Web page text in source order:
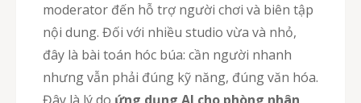
moderator đến hỗ trợ người chơi và biên tập
nội dung. Đối với nhiều studio vừa và nhỏ,
đây là bài toán hóc búa: cần người nhanh
nhưng vẫn phải đúng kỹ năng, đúng văn hóa.